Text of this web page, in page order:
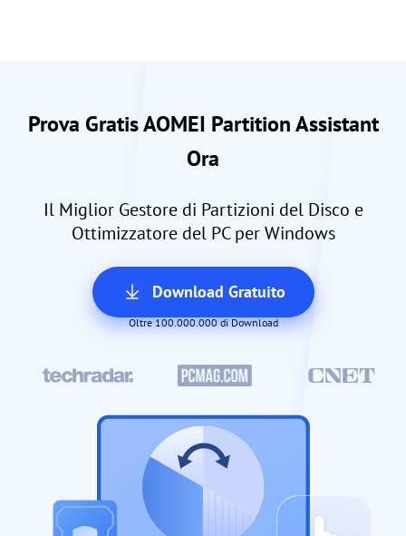
Prova Gratis AOMEI Partition Assistant
Ora
Il Miglior Gestore di Partizioni del Disco e
Ottimizzatore del PC per Windows
Download Gratuito
Oltre 100.000.000 di Download